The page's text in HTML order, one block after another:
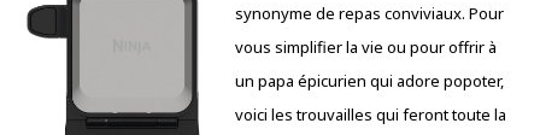
synonyme de repas conviviaux. Pour
vous simplifier la vie ou pour offrir à
un papa épicurien qui adore popoter,
voici les trouvailles qui feront toute la